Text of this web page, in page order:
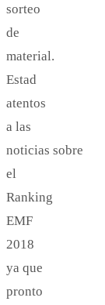
sorteo
de
material.
Estad
atentos
a las
noticias sobre
el
Ranking
EMF
2018
ya que
pronto